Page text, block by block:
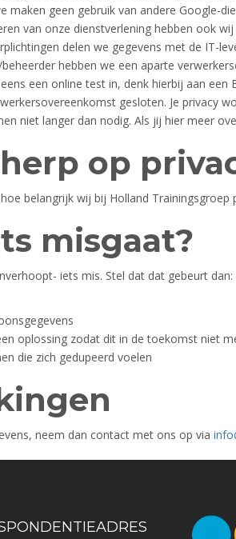
maken geen gebruik van andere Google-
van onze dienstverlening hebben ook
delen we gegevens met de IT-
hebben we een aparte
een online test in, denk hierbij aan
gesloten. Je privacy
niet langer dan nodig. Als jij hier meer
op
belangrijk wij bij Holland Trainingsgroep
misgaat?
iets mis. Stel dat dat gebeurt dan:
oplossing zodat dit in de toekomst niet
die zich gedupeerd voelen
neem dan contact met ons op via